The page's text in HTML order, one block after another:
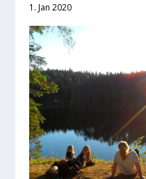
1. Jan 2020